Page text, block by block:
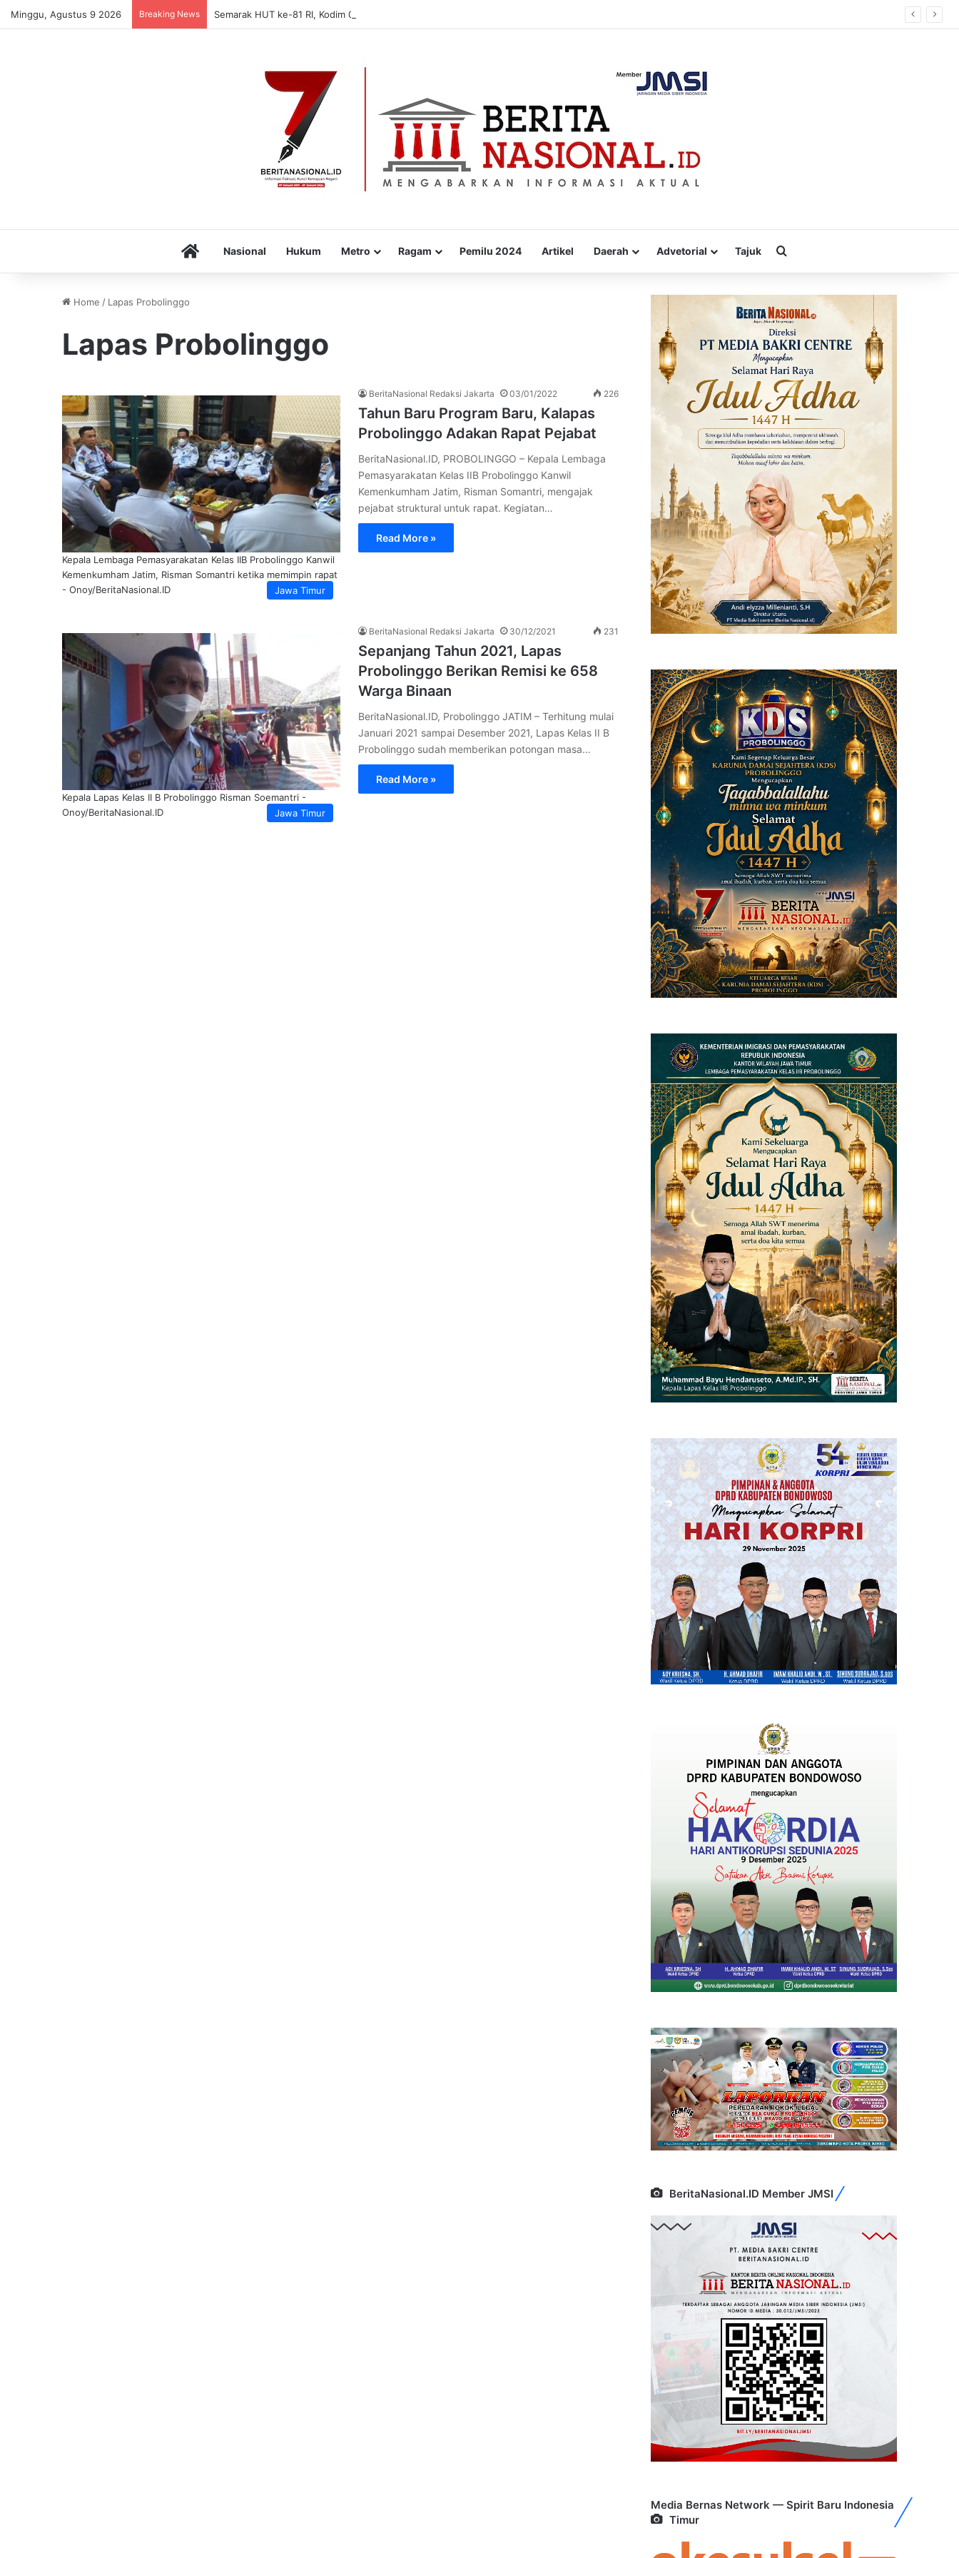
Minggu, Agustus 9 2026 Breaking News Semarak HUT ke-81 RI, Kodim 0823/Situbondo Balap Sarung Hingga Lomba Bongkar Senjata
HomeNasional Hukum Metro Ragam Pemilu 2024 Artikel Daerah Advetorial Tajuk
Home / Lapas Probolinggo
Lapas Probolinggo
Jawa Timur
Kepala Lembaga Pemasyarakatan Kelas IIB Probolinggo Kanwil
Kemenkumham Jatim, Risman Somantri ketika memimpin rapat
- Onoy/BeritaNasional.ID
BeritaNasional Redaksi Jakarta 03/01/2022 226
Tahun Baru Program Baru, Kalapas
Probolinggo Adakan Rapat Pejabat
BeritaNasional.ID, PROBOLINGGO – Kepala Lembaga
Pemasyarakatan Kelas IIB Probolinggo Kanwil
Kemenkumham Jatim, Risman Somantri, mengajak
pejabat struktural untuk rapat. Kegiatan…
Read More »
Jawa Timur
Kepala Lapas Kelas II B Probolinggo Risman Soemantri -
Onoy/BeritaNasional.ID
BeritaNasional Redaksi Jakarta 30/12/2021 231
Sepanjang Tahun 2021, Lapas
Probolinggo Berikan Remisi ke 658
Warga Binaan
BeritaNasional.ID, Probolinggo JATIM – Terhitung mulai
Januari 2021 sampai Desember 2021, Lapas Kelas II B
Probolinggo sudah memberikan potongan masa…
Read More »
BeritaNasional.ID Member JMSI
Media Bernas Network — Spirit Baru Indonesia
Timur